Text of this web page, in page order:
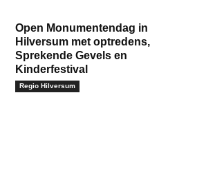
Open Monumentendag in
Hilversum met optredens,
Sprekende Gevels en
Kinderfestival
Regio Hilversum